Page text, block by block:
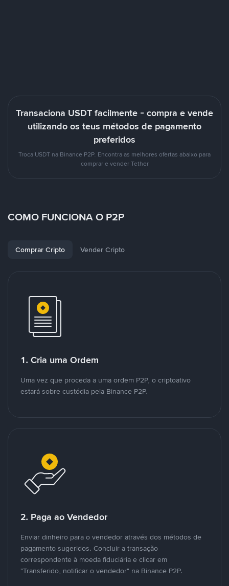
Transaciona USDT facilmente - compra e vende
utilizando os teus métodos de pagamento
preferidos
Troca USDT na Binance P2P. Encontra as melhores ofertas abaixo para
comprar e vender Tether
COMO FUNCIONA O P2P
Comprar Cripto Vender Cripto
1. Cria uma Ordem
Uma vez que proceda a uma ordem P2P, o criptoativo
estará sobre custódia pela Binance P2P.
2. Paga ao Vendedor
Enviar dinheiro para o vendedor através dos métodos de
pagamento sugeridos. Concluir a transação
correspondente à moeda fiduciária e clicar em
"Transferido, notificar o vendedor" na Binance P2P.